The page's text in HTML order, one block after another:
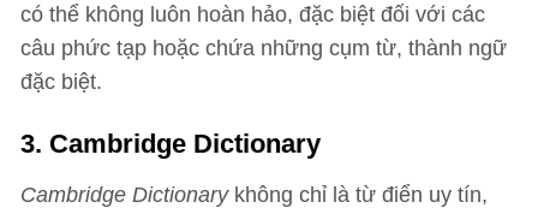
có thể không luôn hoàn hảo, đặc biệt đối với các
câu phức tạp hoặc chứa những cụm từ, thành ngữ
đặc biệt.
3. Cambridge Dictionary
Cambridge Dictionarykhông chỉ là từ điển uy tín,